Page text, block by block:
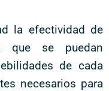
la efectividad de
que se puedan
de cada
necesarios para